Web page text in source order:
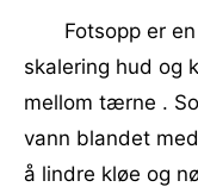
Fotsopp er
skalering hud og
mellom tærne .
vann blandet
å lindre kløe og